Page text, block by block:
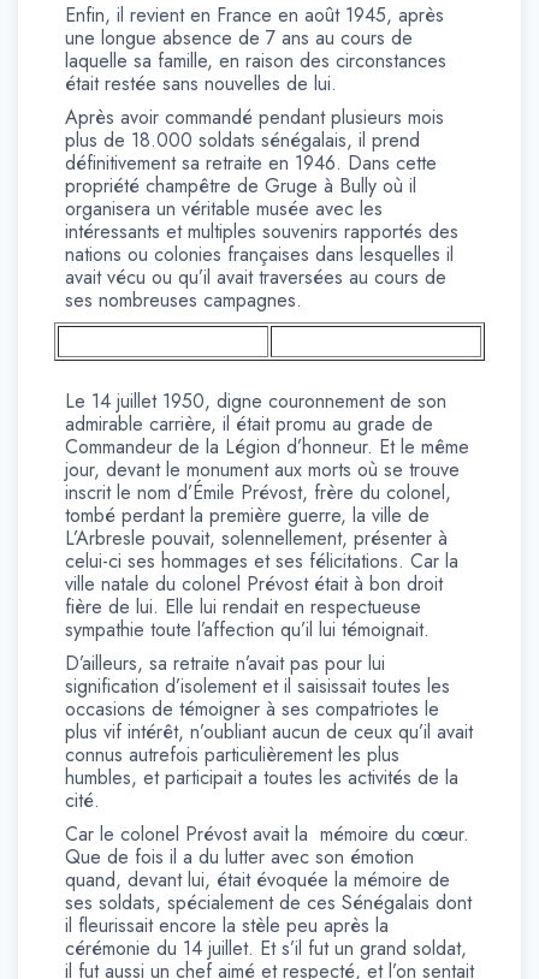
Enfin, il revient en France en août 1945, après
une longue absence de 7 ans au cours de
laquelle sa famille, en raison des circonstances
était restée sans nouvelles de lui.
Après avoir commandé pendant plusieurs mois
plus de 18.000 soldats sénégalais, il prend
définitivement sa retraite en 1946. Dans cette
propriété champêtre de Gruge à Bully où il
organisera un véritable musée avec les
intéressants et multiples souvenirs rapportés des
nations ou colonies françaises dans lesquelles il
avait vécu ou qu’il avait traversées au cours de
ses nombreuses campagnes.
Le 14 juillet 1950, digne couronnement de son
admirable carrière, il était promu au grade de
Commandeur de la Légion d’honneur. Et le même
jour, devant le monument aux morts où se trouve
inscrit le nom d’Émile Prévost, frère du colonel,
tombé perdant la première guerre, la ville de
L’Arbresle pouvait, solennellement, présenter à
celui-ci ses hommages et ses félicitations. Car la
ville natale du colonel Prévost était à bon droit
fière de lui. Elle lui rendait en respectueuse
sympathie toute l’affection qu’il lui témoignait.
D’ailleurs, sa retraite n’avait pas pour lui
signification d’isolement et il saisissait toutes les
occasions de témoigner à ses compatriotes le
plus vif intérêt, n’oubliant aucun de ceux qu’il avait
connus autrefois particulièrement les plus
humbles, et participait a toutes les activités de la
cité.
Car le colonel Prévost avait la mémoire du cœur.
Que de fois il a du lutter avec son émotion
quand, devant lui, était évoquée la mémoire de
ses soldats, spécialement de ces Sénégalais dont
il fleurissait encore la stèle peu après la
cérémonie du 14 juillet. Et s’il fut un grand soldat,
il fut aussi un chef aimé et respecté, et l’on sentait